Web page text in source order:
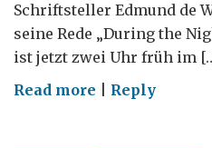
Schriftsteller Edmund de
seine Rede „During the
ist jetzt zwei Uhr früh im
Read more onReply